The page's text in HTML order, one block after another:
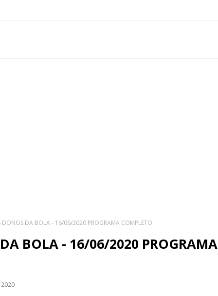
DONOS DA BOLA - 16/06/2020 PROGRAMA COMPLETO
BOLA - 16/06/2020 PROGRAMA
2020